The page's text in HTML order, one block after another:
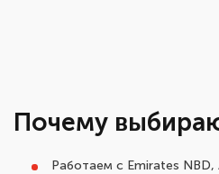
Почему
Работаем с Emirates NBD,